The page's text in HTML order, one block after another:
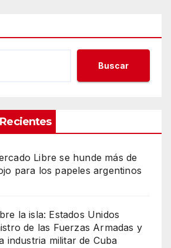
Buscar
Libre se hunde más de
para los papeles argentinos
la isla: Estados Unidos
de las Fuerzas Armadas y
industria militar de Cuba